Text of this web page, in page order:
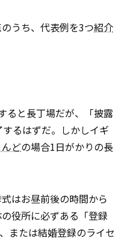
うち、代表例を3つ紹介
ると長丁場だが、「披露
るはずだ。しかしイギ
どの場合1日がかりの長
はお昼前後の時間から
役所に必ずある「登録
または結婚登録のライセ